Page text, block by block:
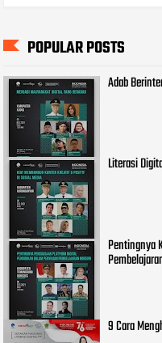
POPULAR POSTS
Adab
Literasi
Pentingnya
9 Cara